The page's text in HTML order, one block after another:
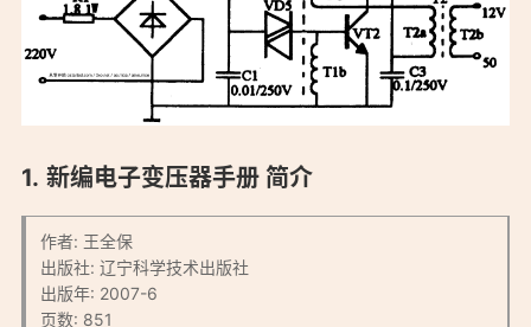
新编电子变压器手册 简介
作者: 王全保
出版社: 辽宁科学技术出版社
出版年: 2007-6
页数: 851